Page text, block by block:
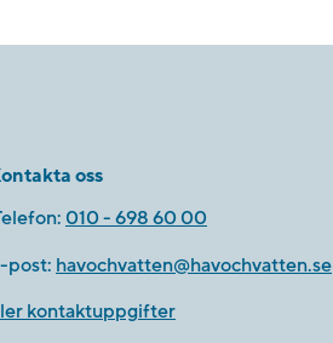
oss
010 - 698 60 00
post: havochvatten@havochvatten.se
kontaktuppgifter